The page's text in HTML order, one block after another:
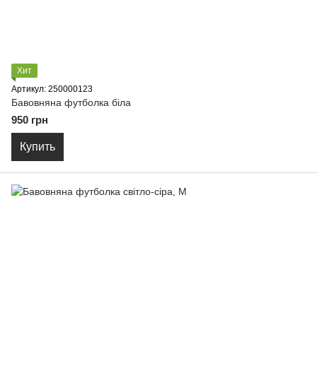
Хит
Артикул: 250000123
Бавовняна футболка біла
950 грн
Купить